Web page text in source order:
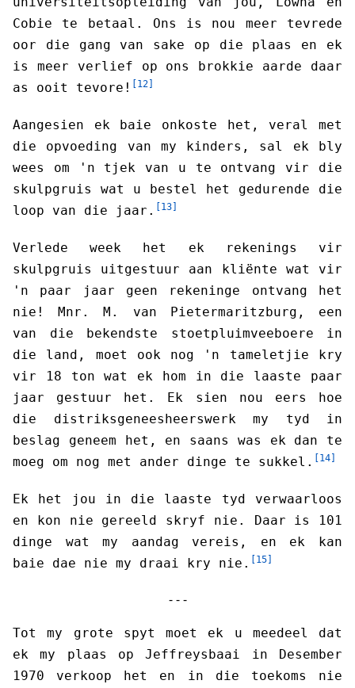
Cobie te betaal. Ons is nou meer tevrede
oor die gang van sake op die plaas en ek
is meer verlief op ons brokkie aarde daar
as ooit tevore! [12]
Aangesien ek baie onkoste het, veral met
die opvoeding van my kinders, sal ek bly
wees om 'n tjek van u te ontvang vir die
skulpgruis wat u bestel het gedurende die
loop van die jaar. [13]
Verlede week het ek rekenings vir
skulpgruis uitgestuur aan kliënte wat vir
'n paar jaar geen rekeninge ontvang het
nie! Mnr. M. van Pietermaritzburg, een
van die bekendste stoetpluimveeboere in
die land, moet ook nog 'n tameletjie kry
vir 18 ton wat ek hom in die laaste paar
jaar gestuur het. Ek sien nou eers hoe
die distriksgeneesheerswerk my tyd in
beslag geneem het, en saans was ek dan te
moeg om nog met ander dinge te sukkel. [14]
Ek het jou in die laaste tyd verwaarloos
en kon nie gereeld skryf nie. Daar is 101
dinge wat my aandag vereis, en ek kan
baie dae nie my draai kry nie. [15]
- - -
Tot my grote spyt moet ek u meedeel dat
ek my plaas op Jeffreysbaai in Desember
1970 verkoop het en in die toekoms nie